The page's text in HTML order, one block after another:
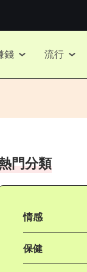
錢 流行
門分類
情感
保健